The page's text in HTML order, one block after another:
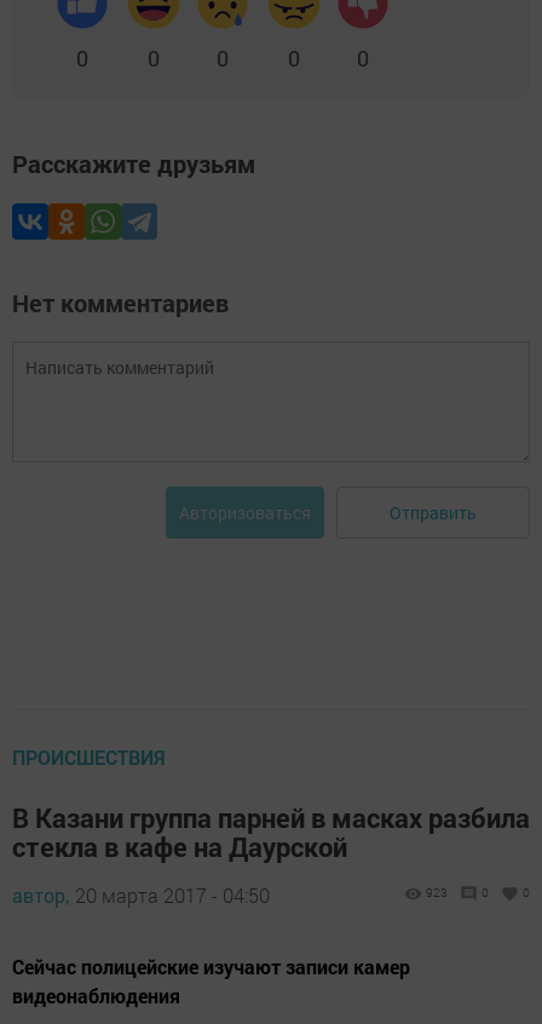
0 0 0 0 0
Расскажите друзьям
Нет комментариев
Авторизоваться Отправить
ПРОИСШЕСТВИЯ
В Казани группа парней в масках разбила
стекла в кафе на Даурской
автор, 20 марта 2017 - 04:50 923 0 0
Сейчас полицейские изучают записи камер
видеонаблюдения